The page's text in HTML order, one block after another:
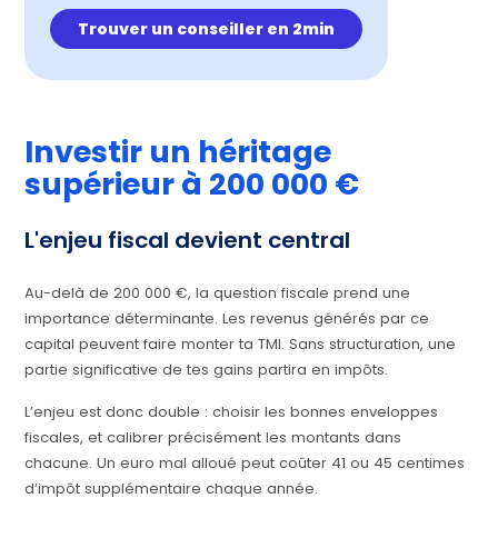
Trouver un conseiller en 2min
Investir un héritage
supérieur à 200 000 €
L'enjeu fiscal devient central
Au-delà de 200 000 €, la question fiscale prend une
importance déterminante. Les revenus générés par ce
capital peuvent faire monter ta TMI. Sans structuration, une
partie significative de tes gains partira en impôts.
L’enjeu est donc double : choisir les bonnes enveloppes
fiscales, et calibrer précisément les montants dans
chacune. Un euro mal alloué peut coûter 41 ou 45 centimes
d’impôt supplémentaire chaque année.